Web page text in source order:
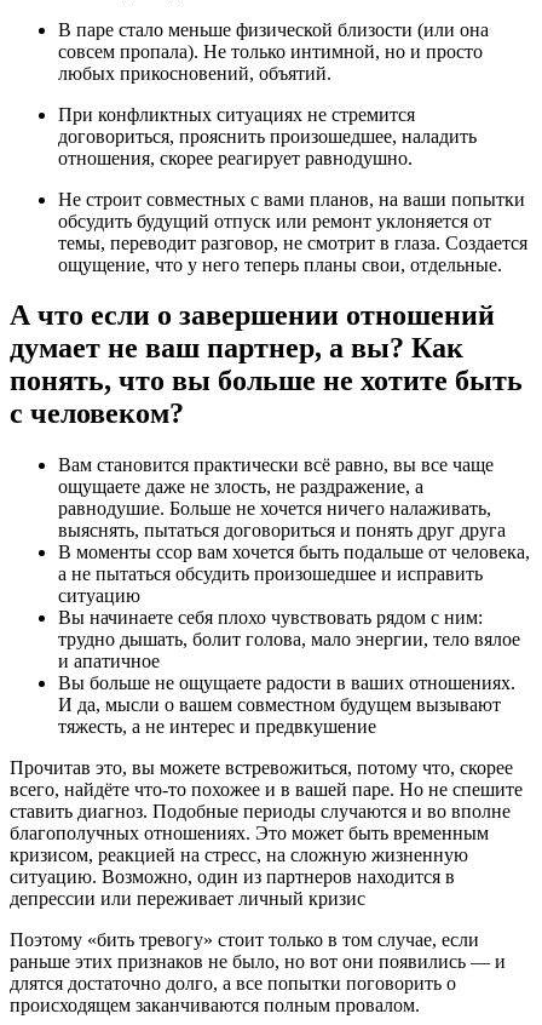
В паре стало меньше физической близости (или она
совсем пропала). Не только интимной, но и просто
любых прикосновений, объятий.
При конфликтных ситуациях не стремится
договориться, прояснить произошедшее, наладить
отношения, скорее реагирует равнодушно.
Не строит совместных с вами планов, на ваши попытки
обсудить будущий отпуск или ремонт уклоняется от
темы, переводит разговор, не смотрит в глаза. Создается
ощущение, что у него теперь планы свои, отдельные.
А что если о завершении отношений
думает не ваш партнер, а вы? Как
понять, что вы больше не хотите быть
с человеком?
Вам становится практически всё равно, вы все чаще
ощущаете даже не злость, не раздражение, а
равнодушие. Больше не хочется ничего налаживать,
выяснять, пытаться договориться и понять друг друга
В моменты ссор вам хочется быть подальше от человека,
а не пытаться обсудить произошедшее и исправить
ситуацию
Вы начинаете себя плохо чувствовать рядом с ним:
трудно дышать, болит голова, мало энергии, тело вялое
и апатичное
Вы больше не ощущаете радости в ваших отношениях.
И да, мысли о вашем совместном будущем вызывают
тяжесть, а не интерес и предвкушение
Прочитав это, вы можете встревожиться, потому что, скорее
всего, найдёте что-то похожее и в вашей паре. Но не спешите
ставить диагноз. Подобные периоды случаются и во вполне
благополучных отношениях. Это может быть временным
кризисом, реакцией на стресс, на сложную жизненную
ситуацию. Возможно, один из партнеров находится в
депрессии или переживает личный кризис
Поэтому «бить тревогу» стоит только в том случае, если
раньше этих признаков не было, но вот они появились — и
длятся достаточно долго, а все попытки поговорить о
происходящем заканчиваются полным провалом.